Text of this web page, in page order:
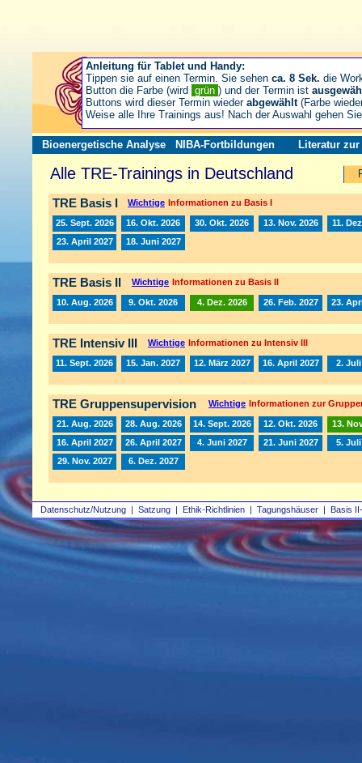
Datenschutz/Nutzung | Satzung | Ethik-Richtlinien | Tagungshäuser | Basis
Bioenergetische Analyse NIBA-Fortbildungen Literatur zur
Alle TRE-Trainings in Deutschland
TRE Basis I Wichtige Informationen zu Basis I
25. Sept. 2026 16. Okt. 2026 30. Okt. 2026 13. Nov. 2026
11.
23. April 2027
18. Juni 2027
TRE Basis II Wichtige Informationen zu Basis II
10. Aug. 2026 9. Okt. 2026 4. Dez. 2026 26. Feb. 2027 23.
TRE Intensiv III Wichtige Informationen zu Intensiv III
11. Sept. 2026 15. Jan. 2027 12. März 2027 16. April 2027 2. Juli
TRE Gruppensupervision Wichtige Informationen zur
21. Aug. 2026 28. Aug. 2026 14. Sept. 2026 12. Okt. 2026
13.
16. April 2027
26. April 2027 4. Juni 2027 21. Juni 2027
5. Juli
29. Nov. 2027
6. Dez. 2027
Anleitung für Tablet und Handy:
Tippen sie auf einen Termin. Sie sehen ca. 8 Sek. die
Button die Farbe (wird grün ) und der Termin ist
Buttons wird dieser Termin wieder abgewählt(Farbe
Weise alle Ihre Trainings aus! Nach der Auswahl gehen